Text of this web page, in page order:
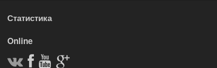
Статистика
Online